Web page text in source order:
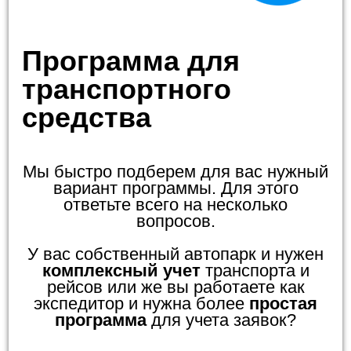
Программа для
транспортного
средства
Мы быстро подберем для вас нужный
вариант программы. Для этого
ответьте всего на несколько
вопросов.
У вас собственный автопарк и нужен
комплексный учеттранспорта и
рейсов или же вы работаете как
экспедитор и нужна более простая
программадля учета заявок?